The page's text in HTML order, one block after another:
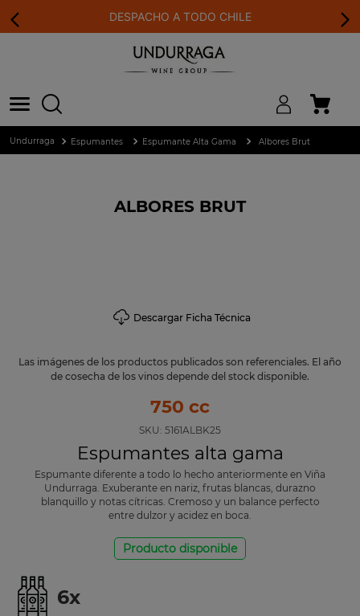
DESPACHO A TODO CHILE
Espumantes Espumante Alta Gama Albores Brut
Descargar Ficha Técnica
Las imágenes de los productos publicados son referenciales. El año
de cosecha de los vinos depende del stock disponible.
ALBORES BRUT
750 cc
SKU: 5161ALBK25
Espumantes alta gama
Espumante diferente a todo lo hecho anteriormente en Viña
Undurraga. Exuberante en nariz, frutas blancas, durazno
blanquillo y notas cítricas. Cremoso y un balance perfecto
entre dulzor y acidez en boca.
Producto disponible
6x